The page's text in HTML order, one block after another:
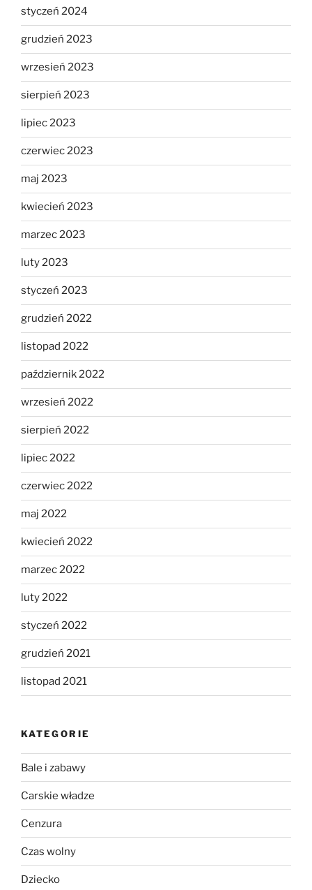
styczeń 2024
grudzień 2023
wrzesień 2023
sierpień 2023
lipiec 2023
czerwiec 2023
maj 2023
kwiecień 2023
marzec 2023
luty 2023
styczeń 2023
grudzień 2022
listopad 2022
październik 2022
wrzesień 2022
sierpień 2022
lipiec 2022
czerwiec 2022
maj 2022
kwiecień 2022
marzec 2022
luty 2022
styczeń 2022
grudzień 2021
listopad 2021
KATEGORIE
Bale i zabawy
Carskie władze
Cenzura
Czas wolny
Dziecko